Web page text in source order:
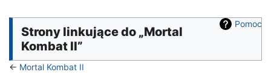
Pomoc
Strony linkujące do „Mortal
Kombat II”
← Mortal Kombat II